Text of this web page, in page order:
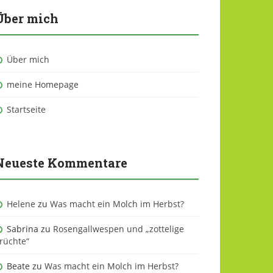
mich
Über mich
meine Homepage
Startseite
Kommentare
Helene zu Was macht ein Molch im Herbst?
Sabrina zu Rosengallwespen und „zottelige
Beate zu Was macht ein Molch im Herbst?